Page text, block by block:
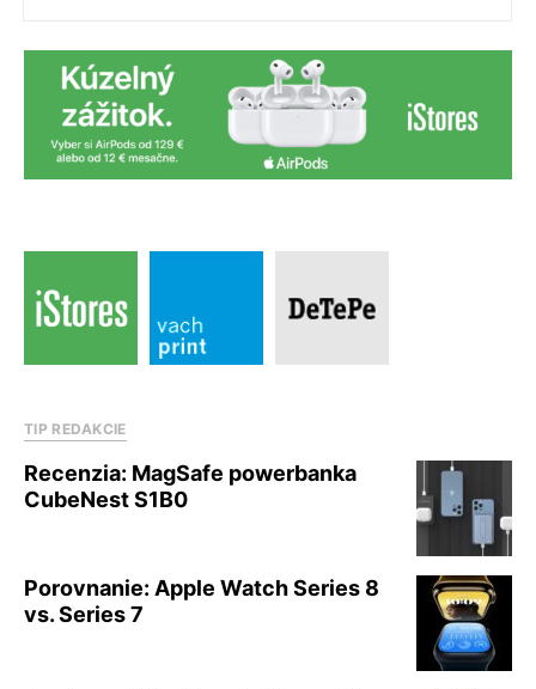
TIP REDAKCIE
Recenzia: MagSafe powerbanka
CubeNest S1B0
Porovnanie: Apple Watch Series 8
vs. Series 7